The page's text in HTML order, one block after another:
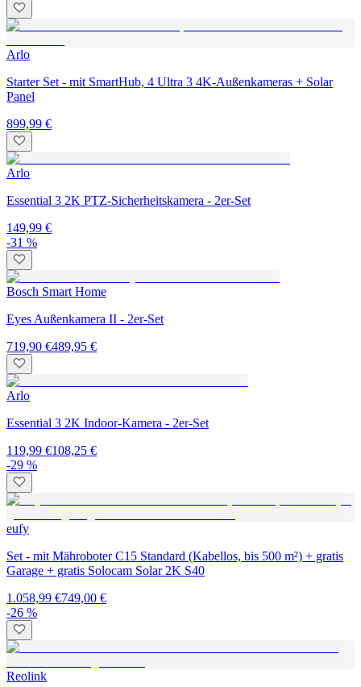
Arlo
Starter Set - mit SmartHub, 4 Ultra 3 4K-Außenkameras + Solar
Panel
899,99 €
Arlo
Essential 3 2K PTZ-Sicherheitskamera - 2er-Set
149,99 €
-31 %
Bosch Smart Home
Eyes Außenkamera II - 2er-Set
719,90 €489,95 €
Arlo
Essential 3 2K Indoor-Kamera - 2er-Set
119,99 €108,25 €
-29 %
eufy
Set - mit Mähroboter C15 Standard (Kabellos, bis 500 m²) + gratis
Garage + gratis Solocam Solar 2K S40
1.058,99 €749,00 €
-26 %
Reolink